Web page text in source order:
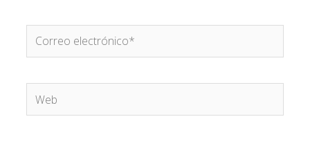
Correo
electrónico*
Web